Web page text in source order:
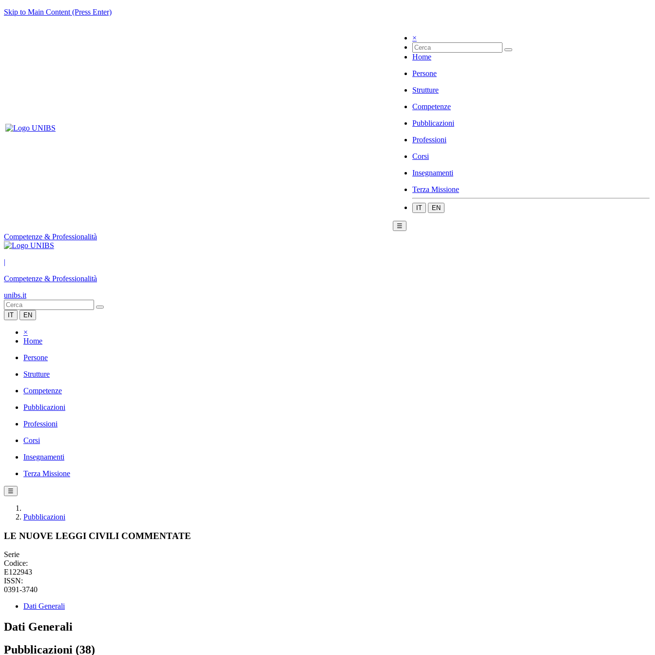
Skip to Main Content (Press Enter)
×
Home
Persone
Strutture
Competenze
Pubblicazioni
Professioni
Corsi
Insegnamenti
Terza Missione
IT EN
☰
Competenze & Professionalità
|
Competenze & Professionalità
unibs.it
IT EN
×
Home
Persone
Strutture
Competenze
Pubblicazioni
Professioni
Corsi
Insegnamenti
Terza Missione
☰
Pubblicazioni
LE NUOVE LEGGI CIVILI COMMENTATE
Serie
Codice:
E122943
ISSN:
0391-3740
Dati Generali
Dati Generali
Pubblicazioni (38)